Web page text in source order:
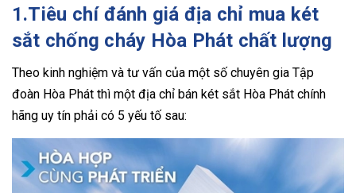
1.Tiêu chí đánh giá địa chỉ mua két
sắt chống cháy Hòa Phát chất lượng
Theo kinh nghiệm và tư vấn của một số chuyên gia Tập
đoàn Hòa Phát thì một địa chỉ bán két sắt Hòa Phát chính
hãng uy tín phải có 5 yếu tố sau: